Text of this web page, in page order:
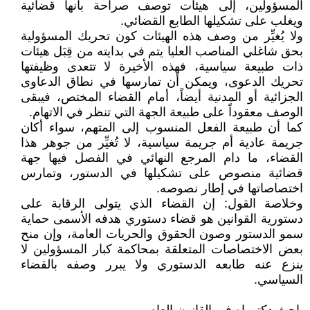
المسؤولين، إلى هيئات توصف صراحة بأنها قضائية
ويغلب على تشكيلها الطابع القضائي.
ولا يُغيِّر من وصف هذه الهيئات كون تحريك المسؤولية
بحق شاغلي المناصب العليا يتم في بدايته من قِبَل هيئات
ذات طبيعة سياسية، فهذه الأخيرة لا تتعدى وظيفتها
تحريك الدعوى، ويمكن أن تمارسها في نطاق الدعاوى
الجزائية أو المدنية أيضاً، أمام القضاء المختص، فيبقى
الوصف معقوداً على طبيعة الجهة التي تنظر في الاتهام.
كما أن طبيعة الفعل المنسوب إلى المتهم، سواء أكان
جريمة عادية أم جريمة سياسية، لا تُغيِّر من جوهر هذا
القضاء، ما دام المرجع النهائي في الفصل فيها جهة
قضائية منصوص على تشكيلها في الدستور، وتمارس
اختصاصاتها في إطار نصوصه.
وخلاصة القول: إن القضاء الذي يتولى الرقابة على
دستورية القوانين هو قضاء دستوري هدفه الأسمى حماية
سمو الدستور وصون الحقوق والحريات العامة، وإن منح
بعض الاختصاصات المتعلقة بمحاكمة كبار المسؤولين لا
ينزع عنه طابعه الدستوري ولا يبرر وصفه بالقضاء
السياسي.